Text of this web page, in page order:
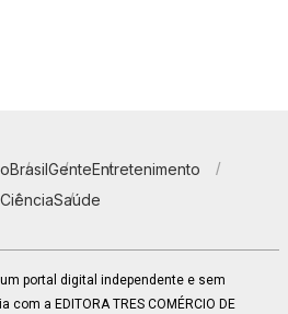
BrasilGenteEntretenimento
CiênciaSaúde
um portal digital independente e sem
a EDITORA TRES COMÉRCIO DE